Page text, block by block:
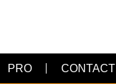
PRO CONTACT